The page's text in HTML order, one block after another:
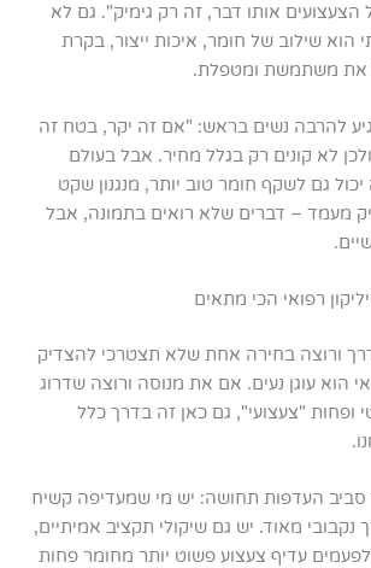
הצעצועים אותו דבר, זה רק גימיק". גם לא
הוא שילוב של חומר, איכות ייצור, בקרת
את משתמשת ומטפלת.
להרבה נשים בראש: "אם זה יקר, בטח זה
לא קונים רק בגלל מחיר. אבל בעולם
יכול גם לשקף חומר טוב יותר, מנגנון שקט
מעמד – דברים שלא רואים בתמונה, אבל
רפואי הכי מתאים
ורוצה בחירה אחת שלא תצטרכי להצדיק
הוא עוגן נעים. אם את מנוסה ורוצה שדרוג
ופחות "צעצועי", גם כאן זה בדרך כלל
סביב העדפות תחושה: יש מי שמעדיפה קשיח
מאוד. יש גם שיקולי תקציב אמיתיים,
לפעמים עדיף צעצוע פשוט יותר מחומר פחות